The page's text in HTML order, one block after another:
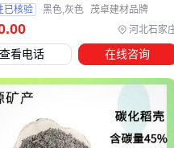
往往成为环保属性的薄弱
与环保工艺品的理念存在冲
关键配套设备——它通过光伏
又能确保夜间展示效果。
防水等级和连续阴雨天的续
轻便性和安装灵活度。
.00 河北石家
已核验 黑色,灰色 茂卓建材品牌
查看电话 在线咨询